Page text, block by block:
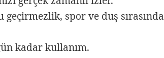
geçirmezlik, spor ve duş sırasında
kadar kullanım.